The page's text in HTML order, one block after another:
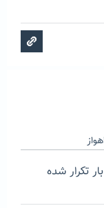
تکرار شده